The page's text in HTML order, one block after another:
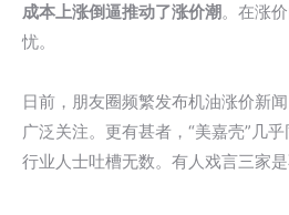
成本上涨倒逼推动了涨价潮。在涨
忧。
日前，朋友圈频繁发布机油涨价新
广泛关注。更有甚者，“美嘉壳”几
行业人士吐槽无数。有人戏言三家是